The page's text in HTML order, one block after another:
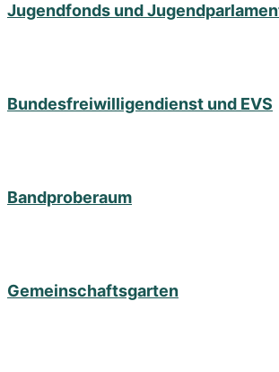
Jugendfonds und
Bundesfreiwilligendienst und EVS
Bandproberaum
Gemeinschaftsgarten